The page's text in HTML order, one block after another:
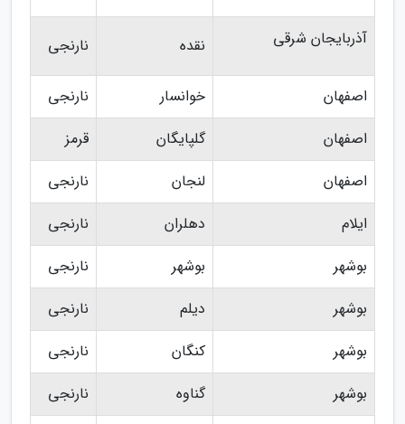
آذربایجان شرقی نقده نارنجی
اصفهان خوانسار
نارنجی
اصفهان
گلپایگان
قرمز
اصفهان
لنجان
نارنجی
ایلام
دهلران
نارنجی
بوشهر
بوشهر
نارنجی
بوشهر
دیلم
نارنجی
بوشهر
کنگان
نارنجی
بوشهر
گناوه
نارنجی